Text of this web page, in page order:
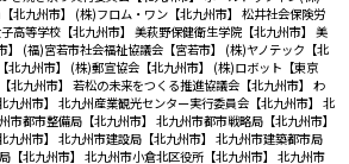
北九州市】 (株)フロム・ワン【北九州市】 松井社会保険労
高等学校【北九州市】 美萩野保健衛生学院【北九州市】 美
(福)宮若市社会福祉協議会【宮若市】 (株)ヤノテック【北
九州市】 (株)郵宣協会【北九州市】 (株)ロボット【東京
北九州市】 若松の未来をつくる推進協議会【北九州市】 わ
州市】 北九州産業観光センター実行委員会【北九州市】 北
市都市整備局【北九州市】 北九州市都市戦略局【北九州市】
州市】 北九州市建設局【北九州市】 北九州市建築都市局
【北九州市】 北九州市小倉北区役所【北九州市】 北九州市